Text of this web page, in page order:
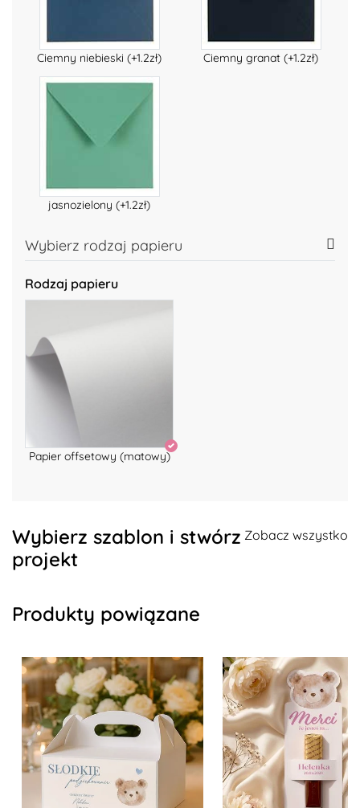
Ciemny niebieski (+1.2zł) Ciemny granat (+1.2zł)
jasnozielony (+1.2zł)
Wybierz rodzaj papieru
Rodzaj papieru
Papier offsetowy (matowy)
Zobacz wszystko
Wybierz szablon i stwórz
projekt
Produkty powiązane